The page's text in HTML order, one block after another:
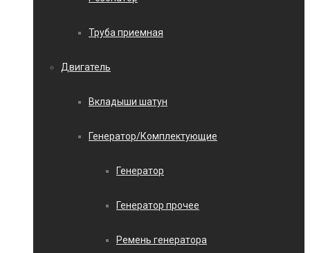
Труба приемная
Двигатель
Вкладыши шатун
Генератор/Комплектующие
Генератор
Генератор прочее
Ремень генератора